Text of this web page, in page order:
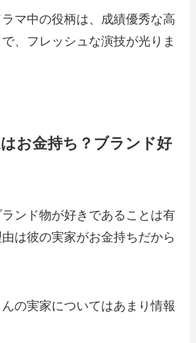
マ中の役柄は、成績優秀な高
、フレッシュな演技が光りま
お金持ち？ブランド好
ンド物が好きであることは有
は彼の実家がお金持ちだから
の実家についてはあまり情報